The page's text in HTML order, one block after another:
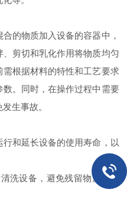
的物质加入设备的容器中，
剪切和乳化作用将物质均匀
根据材料的特性和工艺要求
。同时，在操作过程中需要
生事故。
和延长设备的使用寿命，以
设备，避免残留物质对设